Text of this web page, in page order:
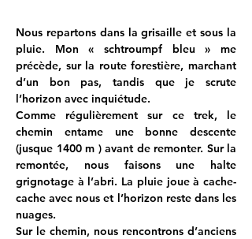
Nous repartons dans la grisaille et sous la
pluie. Mon « schtroumpf bleu » me
précède, sur la route forestière, marchant
d’un bon pas, tandis que je scrute
l’horizon avec inquiétude.
Comme régulièrement sur ce trek, le
chemin entame une bonne descente
(jusque 1400 m ) avant de remonter. Sur la
remontée, nous faisons une halte
grignotage à l’abri. La pluie joue à cache-
cache avec nous et l’horizon reste dans les
nuages.
Sur le chemin, nous rencontrons d’anciens